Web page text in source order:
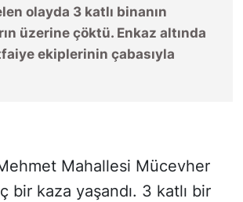
olayda 3 katlı binanın
üzerine çöktü. Enkaz altında
ekiplerinin çabasıyla
Mahallesi Mücevher
bir kaza yaşandı. 3 katlı bir
BARIŞI